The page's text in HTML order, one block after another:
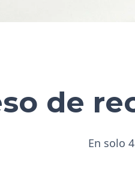
de
En solo